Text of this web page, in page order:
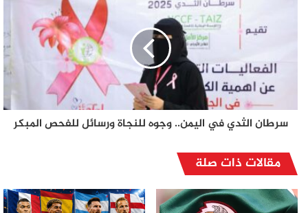
سرطان الثدي في اليمن.. وجوه للنجاة ورسائل للفحص المبكر
مقالات ذات صلة